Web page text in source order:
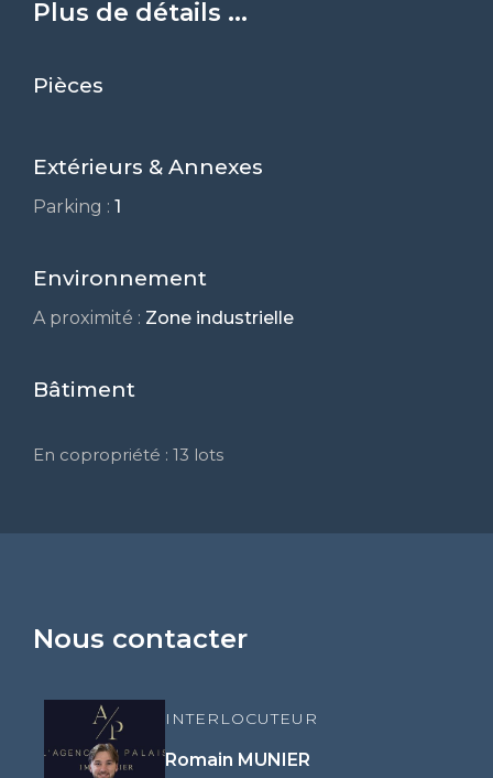
Plus de détails ...
Pièces
Extérieurs & Annexes
Parking : 1
Environnement
A proximité : Zone industrielle
Bâtiment
En copropriété : 13 lots
Nous contacter
INTERLOCUTEUR
Romain MUNIER